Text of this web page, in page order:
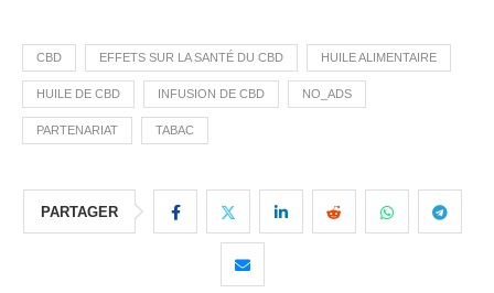
CBD EFFETS SUR LA SANTÉ DU CBD HUILE ALIMENTAIRE
HUILE DE CBD INFUSION DE CBD NO_ADS
PARTENARIAT TABAC
PARTAGER